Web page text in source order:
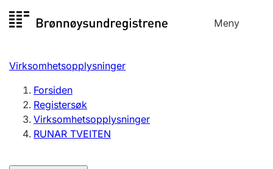
til
Meny
Registersøk
Aksjeselskap
Enkeltpersonforetak
Registrere, endre, slette
Virksomhetsopplysninger
Forsiden
Registersøk
Virksomhetsopplysninger
RUNAR TVEITEN